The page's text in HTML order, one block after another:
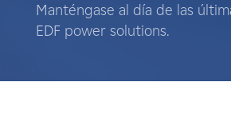
Terratenientes
Manténgase al día de las
EDF power solutions.